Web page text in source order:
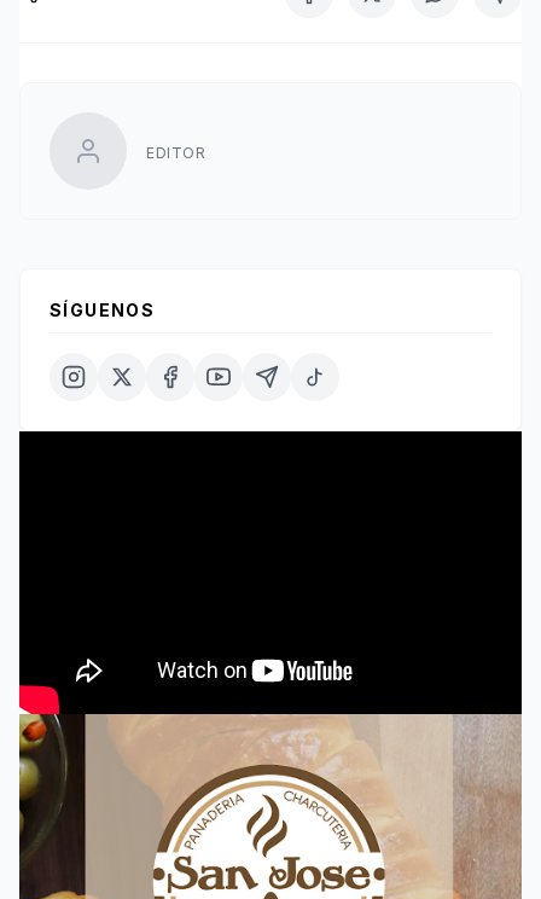
EDITOR
SÍGUENOS